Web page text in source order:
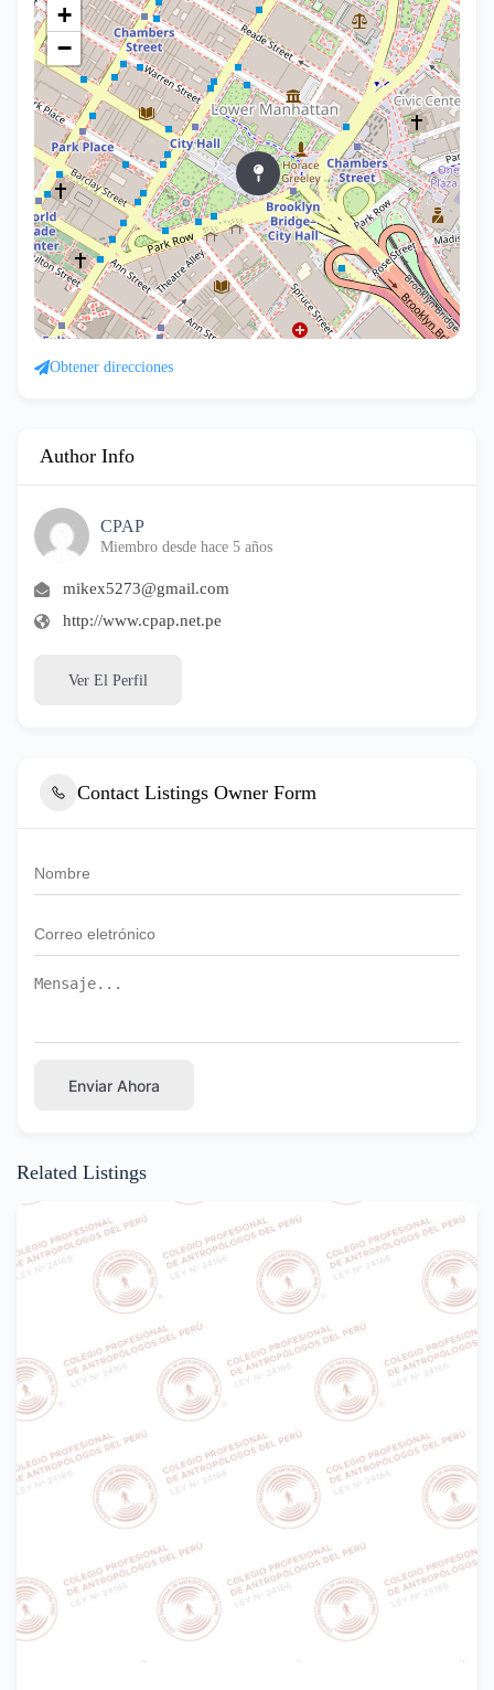
+
−
Obtener direcciones
Author Info
CPAP
Miembro desde hace 5 años
mikex5273@gmail.com
http://www.cpap.net.pe
Ver El Perfil
Contact Listings Owner Form
Enviar Ahora
Related Listings